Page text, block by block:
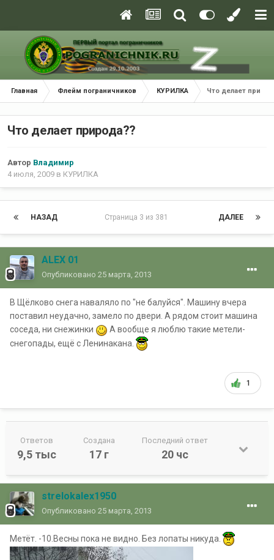
Главная Флейм пограничников КУРИЛКА Что делает
Что делает природа??
Автор Владимир
4 июля, 2009 в КУРИЛКА
НАЗАД ДАЛЕЕ
Страница 3 из 381
ALEX 01
Опубликовано 25 марта, 2013
В Щёлково снега наваляло по "не балуйся". Машину вчера
поставил неудачно, замело по двери. А рядом стоит машина
соседа, ни снежинки
А вообще я люблю такие метели-
снегопады, ещё с Ленинакана.
1
Ответов
9,5 тыс
Создана
17 г
Последний ответ
20 чс
strelokalex1950
Опубликовано 25 марта, 2013
Метёт. -10.Весны пока не видно. Без лопаты никуда.